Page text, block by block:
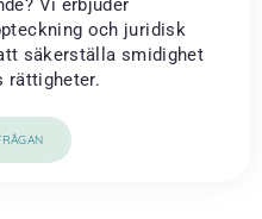
Vi erbjuder
och juridisk
säkerställa smidighet
rättigheter.